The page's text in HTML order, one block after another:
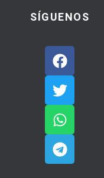
SÍGUENOS